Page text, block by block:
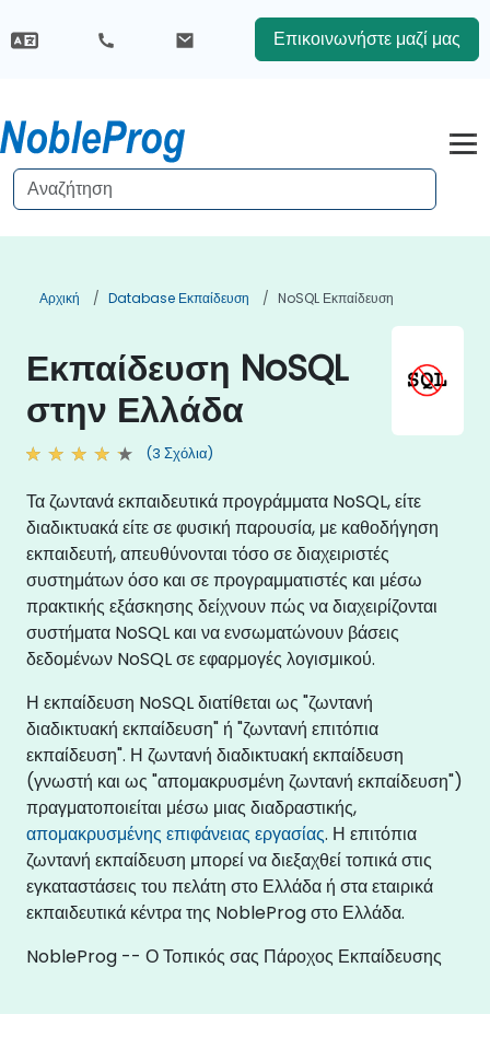
Επικοινωνήστε μαζί μας
Αρχική Database Εκπαίδευση NoSQL Εκπαίδευση
Εκπαίδευση NoSQL
στην Ελλάδα
(3 Σχόλια)
Τα ζωντανά εκπαιδευτικά προγράμματα NoSQL, είτε
διαδικτυακά είτε σε φυσική παρουσία, με καθοδήγηση
εκπαιδευτή, απευθύνονται τόσο σε διαχειριστές
συστημάτων όσο και σε προγραμματιστές και μέσω
πρακτικής εξάσκησης δείχνουν πώς να διαχειρίζονται
συστήματα NoSQL και να ενσωματώνουν βάσεις
δεδομένων NoSQL σε εφαρμογές λογισμικού.
Η εκπαίδευση NoSQL διατίθεται ως "ζωντανή
διαδικτυακή εκπαίδευση" ή "ζωντανή επιτόπια
εκπαίδευση". Η ζωντανή διαδικτυακή εκπαίδευση
(γνωστή και ως "απομακρυσμένη ζωντανή εκπαίδευση")
πραγματοποιείται μέσω μιας διαδραστικής,
απομακρυσμένης επιφάνειας εργασίας. Η επιτόπια
ζωντανή εκπαίδευση μπορεί να διεξαχθεί τοπικά στις
εγκαταστάσεις του πελάτη στο Ελλάδα ή στα εταιρικά
εκπαιδευτικά κέντρα της NobleProg στο Ελλάδα.
NobleProg -- Ο Τοπικός σας Πάροχος Εκπαίδευσης